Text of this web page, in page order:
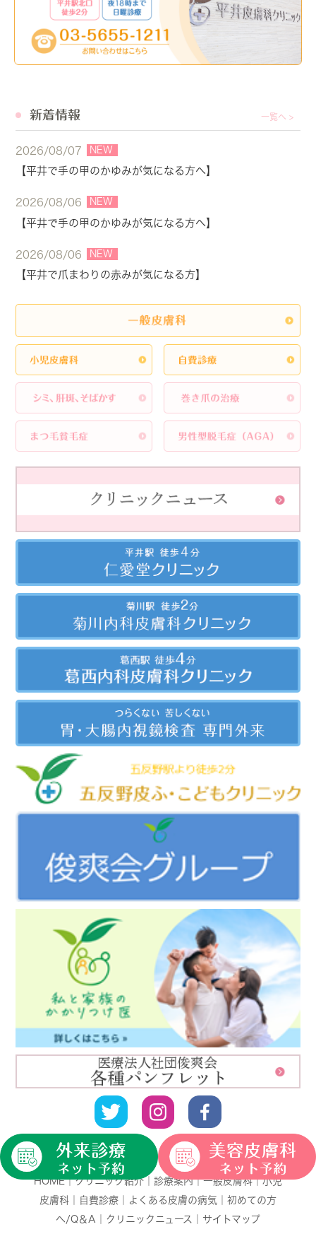
新着情報 一覧へ >
2026/08/07 NEW
【平井で手の甲のかゆみが気になる方へ】
2026/08/06 NEW
【平井で手の甲のかゆみが気になる方へ】
2026/08/06 NEW
【平井で爪まわりの赤みが気になる方】
HOME｜クリニック紹介｜ 診療案内｜一般皮膚科｜小児
皮膚科
自費診療 よくある皮膚の病気
初めての方
へ/Q＆A
クリニックニュース サイトマップ